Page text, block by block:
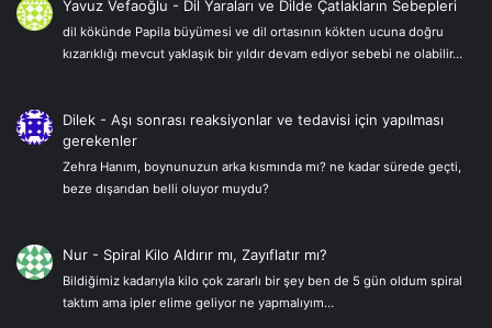
Yavuz Vefaoğlu - Dil Yaraları ve Dilde Çatlakların Sebepleri
dil kökünde Papila büyümesi ve dil ortasının kökten ucuna doğru
kızarıklığı mevcut yaklaşık bir yıldır devam ediyor sebebi ne olabilir…
Dilek -Aşı sonrası reaksiyonlar ve tedavisi için yapılması
gerekenler
Zehra Hanım, boynunuzun arka kısmında mı? ne kadar sürede geçti,
beze dışarıdan belli oluyor muydu?
Nur - Spiral Kilo Aldırır mı, Zayıflatır mı?
Bildiğimiz kadarıyla kilo çok zararlı bir şey ben de 5 gün oldum spiral
taktım ama ipler elime geliyor ne yapmalıyım…